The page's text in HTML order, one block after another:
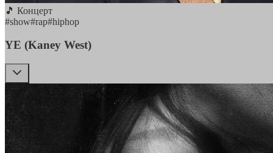
🎵 Концерт
#show#rap#hiphop
YE (Kaney West)